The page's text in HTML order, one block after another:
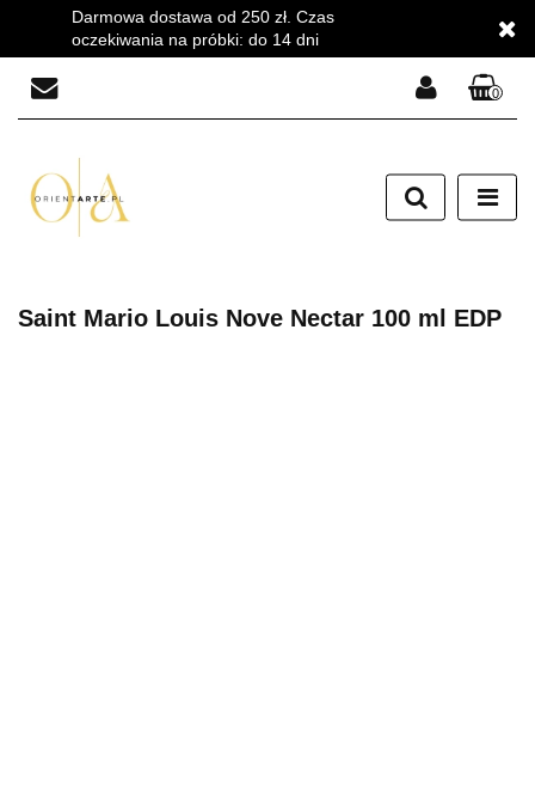
Darmowa dostawa od 250 zł. Czas
oczekiwania na próbki: do 14 dni
Zarejestruj się
Dodaj zgłoszenie
0
Saint Mario Louis Nove Nectar 100 ml EDP